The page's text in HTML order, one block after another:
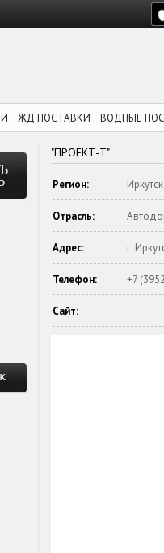
ЖД ПОСТАВКИ ВОДНЫЕ
"ПРОЕКТ-Т"
Регион:
Отрасль:
Адрес: г.
Телефон: +7
Сайт: